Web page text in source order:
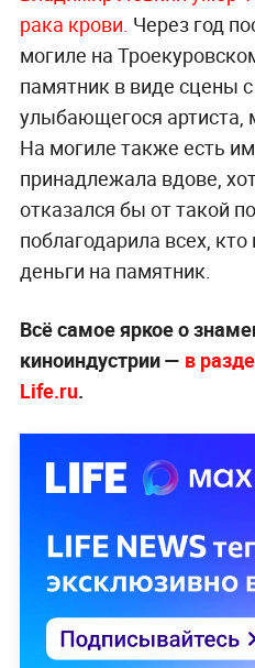
рака крови. Через год
могиле на
памятник в виде сцены
улыбающегося артиста,
На могиле также есть
принадлежала вдове,
отказался бы от такой
поблагодарила всех,
деньги на памятник.
Всё самое яркое о
киноиндустрии — в
Life.ru.